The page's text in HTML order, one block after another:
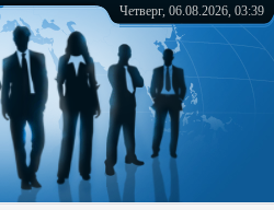
Четверг, 06.08.2026, 03:39